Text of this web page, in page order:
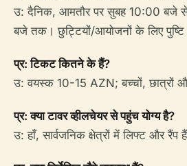
उ: दैनिक, आमतौर पर सुबह 10:00 बजे
बजे तक। छुट्टियों/आयोजनों के लिए
प्र: टिकट कितने के हैं?
उ: वयस्क 10-15 AZN; बच्चों, छात्रों
प्र: क्या टावर व्हीलचेयर से पहुंच योग्य है?
उ: हाँ, सार्वजनिक क्षेत्रों में लिफ्ट और रैंप